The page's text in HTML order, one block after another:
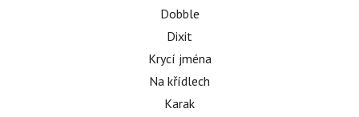
Dobble
Dixit
Krycí jména
Na křídlech
Karak